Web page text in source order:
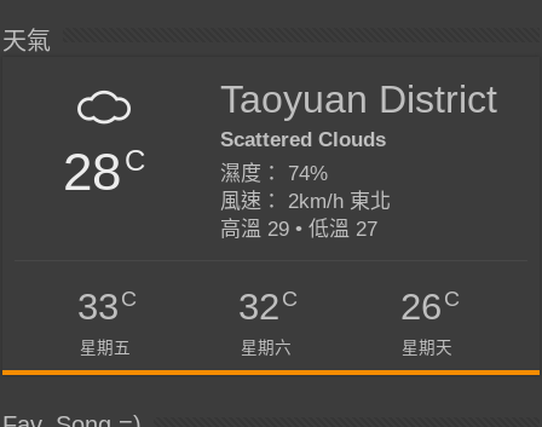
天氣
28C
Taoyuan District
Scattered Clouds
濕度： 74%
風速： 2km/h 東北
高溫 29 • 低溫 27
33C
星期五
32C
星期六
26C
星期天